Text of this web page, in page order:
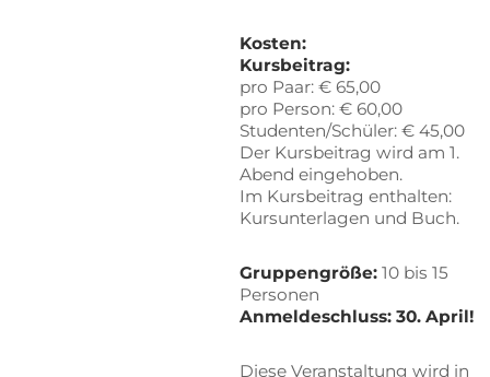
Kos­ten:
Kurs­bei­trag:
pro Paar: € 65,00
pro Per­son: € 60,00
Studenten/Schüler: € 45,00
Der Kurs­bei­trag wird am 1.
Abend eingehoben.
Im Kurs­bei­trag ent­hal­ten:
Kurs­un­ter­la­gen und Buch.
Grup­pen­grö­ße:10 bis 15
Personen
An­mel­de­schluss: 30. April!
Die­se Ver­an­stal­tung wird in